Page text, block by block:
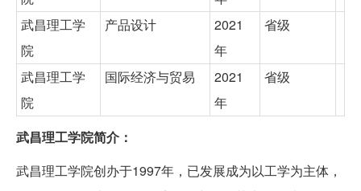
武昌理工学
院
产品设计
2021
年
省级
武昌理工学
院
国际经济与贸易
2021
年
省级
武昌理工学院简介：
武昌理工学院创办于1997年，已发展成为以工学为主体，